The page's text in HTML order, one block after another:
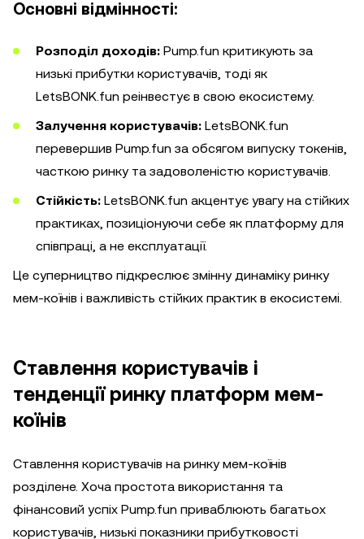
Основні відмінності:
Розподіл доходів: Pump.fun критикують за
низькі прибутки користувачів, тоді як
LetsBONK.fun реінвестує в свою екосистему.
Залучення користувачів: LetsBONK.fun
перевершив Pump.fun за обсягом випуску токенів,
часткою ринку та задоволеністю користувачів.
Стійкість: LetsBONK.fun акцентує увагу на стійких
практиках, позиціонуючи себе як платформу для
співпраці, а не експлуатації.
Це суперництво підкреслює змінну динаміку ринку
мем-коїнів і важливість стійких практик в екосистемі.
Ставлення користувачів і
тенденції ринку платформ мем-
коїнів
Ставлення користувачів на ринку мем-коїнів
розділене. Хоча простота використання та
фінансовий успіх Pump.fun приваблюють багатьох
користувачів, низькі показники прибутковості